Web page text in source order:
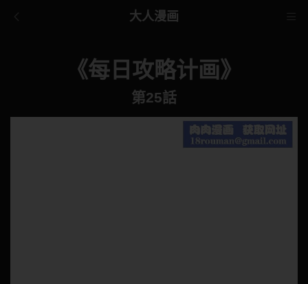
大人漫画
《每日攻略计画》
第25話